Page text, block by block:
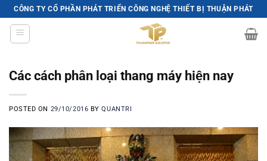
Skip
to
content
CÔNG TY CỔ PHẦN PHÁT TRIỂN CÔNG NGHỆ THIẾT BỊ THUẬN PHÁT
Các cách phân loại thang máy hiện nay
POSTED ON 29/10/2016 BYQUANTRI